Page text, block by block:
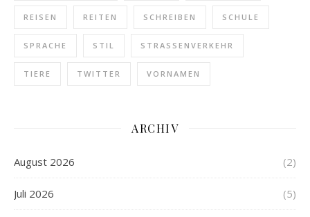
REISEN REITEN SCHREIBEN SCHULE
SPRACHE STIL STRASSENVERKEHR
TIERE TWITTER VORNAMEN
ARCHIV
August 2026 (2)
Juli 2026 (5)